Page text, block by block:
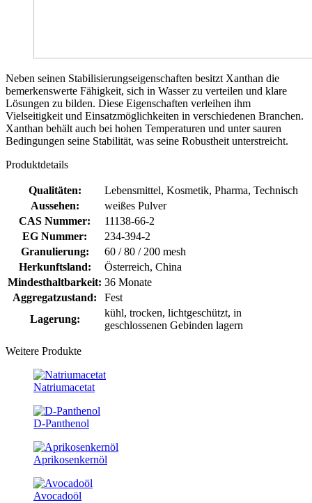
Neben seinen Stabilisierungseigenschaften besitzt Xanthan die
bemerkenswerte Fähigkeit, sich in Wasser zu verteilen und klare
Lösungen zu bilden. Diese Eigenschaften verleihen ihm
Vielseitigkeit und Einsatzmöglichkeiten in verschiedenen Branchen.
Xanthan behält auch bei hohen Temperaturen und unter sauren
Bedingungen seine Stabilität, was seine Robustheit unterstreicht.
Produktdetails
Qualitäten:
Lebensmittel, Kosmetik, Pharma, Technisch
Aussehen:
weißes Pulver
CAS Nummer:
11138-66-2
EG Nummer:
234-394-2
Granulierung:
60 / 80 / 200 mesh
Herkunftsland:
Österreich, China
Mindesthaltbarkeit: 36 Monate
Aggregatzustand:
Fest
Lagerung:
kühl, trocken, lichtgeschützt, in
geschlossenen Gebinden lagern
Weitere Produkte
Natriumacetat
D-Panthenol
Aprikosenkernöl
Avocadoöl